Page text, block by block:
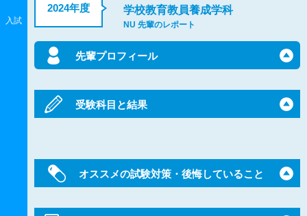
入試
2024年度
学校教育教員養成学科
NU 先輩のレポート
先輩プロフィール
受験科目と結果
オススメの試験対策・後悔していること